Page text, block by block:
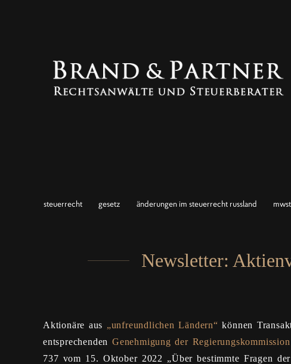
steuerrecht gesetz änderungen im steuerrecht russland mwst
Newsletter:
Aktionäre aus „unfreundlichen Ländern“ können
entsprechenden Genehmigung der
737 vom 15. Oktober 2022 „Über bestimmte Fragen